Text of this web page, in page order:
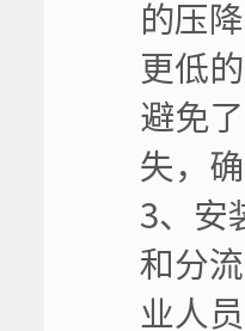
的压
更低
避免
失，
3、安
和分
业人